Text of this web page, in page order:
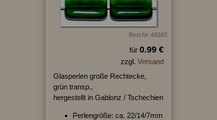
Best.Nr.:49365
für 0.99 €
zzgl. Versand
Glasperlen große Rechtecke,
grün transp.,
hergestellt in Gablonz / Tschechien
Perlengröße: ca. 22/14/7mm